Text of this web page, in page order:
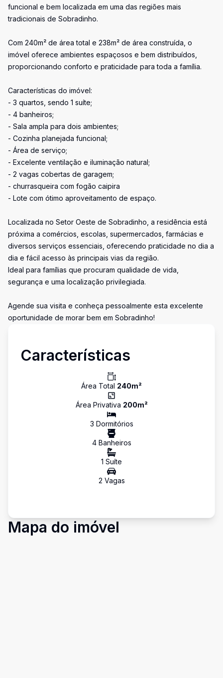
funcional e bem localizada em uma das regiões mais
tradicionais de Sobradinho.
Com 240m² de área total e 238m² de área construída, o
imóvel oferece ambientes espaçosos e bem distribuídos,
proporcionando conforto e praticidade para toda a família.
Características do imóvel:
- 3 quartos, sendo 1 suíte;
- 4 banheiros;
- Sala ampla para dois ambientes;
- Cozinha planejada funcional;
- Área de serviço;
- Excelente ventilação e iluminação natural;
- 2 vagas cobertas de garagem;
- churrasqueira com fogão caipira
- Lote com ótimo aproveitamento de espaço.
Localizada no Setor Oeste de Sobradinho, a residência está
próxima a comércios, escolas, supermercados, farmácias e
diversos serviços essenciais, oferecendo praticidade no dia a
dia e fácil acesso às principais vias da região.
Ideal para famílias que procuram qualidade de vida,
segurança e uma localização privilegiada.
Agende sua visita e conheça pessoalmente esta excelente
oportunidade de morar bem em Sobradinho!
Características
Área Total 240m²
Área Privativa 200m²
3 Dormitórios
4Banheiros
1 Suíte
2 Vagas
Mapa do imóvel